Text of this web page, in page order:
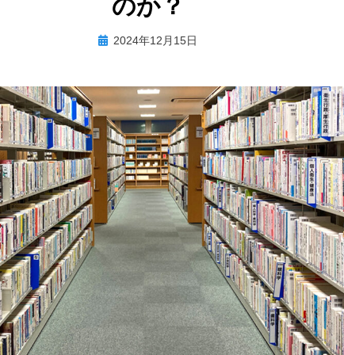
のか？
投稿者marumegane
投 2024年12月15日